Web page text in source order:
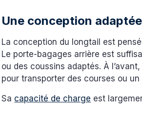
Une conception
La conception du longtail est
Le porte-bagages arrière est
ou des coussins adaptés. À
pour transporter des courses ou un
Sa capacité de charge est